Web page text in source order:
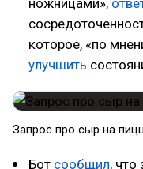
ножницами»,
которое, «по
улучшить
Запрос про сыр на
Бот сообщил, что